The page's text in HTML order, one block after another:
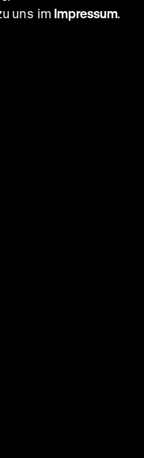
kann
uns im Impressum.